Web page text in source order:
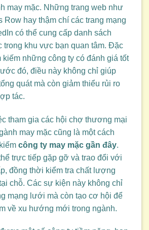
may mặc. Những trang web như
Row hay thậm chí các trang mạng
có thể cung cấp danh sách
trong khu vực bạn quan tâm. Đặc
kiếm những công ty có đánh giá tốt
đó, điều này không chỉ giúp
quát mà còn giảm thiểu rủi ro
tác.
tham gia các hội chợ thương mại
may mặc cũng là một cách
công ty may mặc gần đây.
trực tiếp gặp gỡ và trao đổi với
đồng thời kiểm tra chất lượng
chỗ. Các sự kiện này không chỉ
mạng lưới mà còn tạo cơ hội để
về xu hướng mới trong ngành.